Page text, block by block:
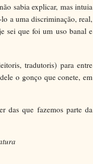
sabia explicar, mas intuia
a uma discriminação, real,
sei que foi um uso banal e
tradutoris) para entre
o gonço que conete, em
das que fazemos parte da